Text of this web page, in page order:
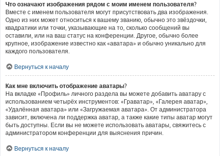
Что означают изображения рядом с моим именем пользователя?
Вместе с именем пользователя могут присутствовать два изображения.
Одно из них может относиться к вашему званию, обычно это звёздочки,
квадратики или точки, указывающие на то, сколько сообщений вы
оставили, или на ваш статус на конференции. Другое, обычно более
крупное, изображение известно как «аватара» и обычно уникально для
каждого пользователя.
Вернуться к началу
Как мне включить отображение аватары?
На вкладке «Профиль» личного раздела вы можете добавить аватару с
использованием четырёх инструментов: «Граватар», «Галерея аватар»,
«Удалённая аватара» или «Загружаемая аватара». От администратора
зависит, включена ли поддержка аватар, а также какие типы аватар могут
быть доступны. Если вы не можете использовать аватары, свяжитесь с
администратором конференции для выяснения причин.
Вернуться к началу